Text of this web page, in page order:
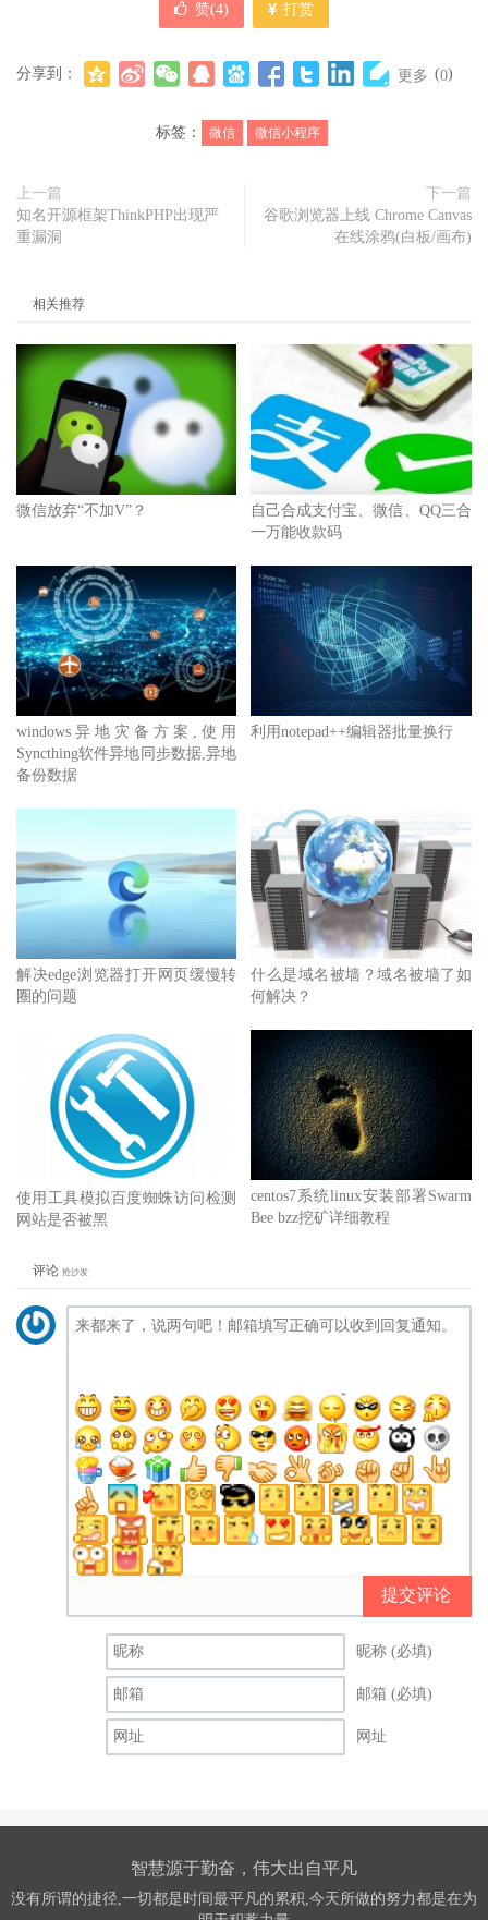
赞(4) 打赏
分享到： 更多 (0)
标签： 微信 微信小程序
上一篇
知名开源框架ThinkPHP出现严
重漏洞
下一篇
谷歌浏览器上线 Chrome Canvas
在线涂鸦(白板/画布)
相关推荐
微信放弃“不加V”？
自己合成支付宝、微信、QQ三合
一万能收款码
windows异地灾备方案,使用
Syncthing软件异地同步数据,异地
备份数据
利用notepad++编辑器批量换行
解决edge浏览器打开网页缓慢转
圈的问题
什么是域名被墙？域名被墙了如
何解决？
使用工具模拟百度蜘蛛访问检测
网站是否被黑
centos7系统linux安装部署Swarm
Bee bzz挖矿详细教程
评论 抢沙发
提交评论
昵称 (必填)
邮箱 (必填)
网址
智慧源于勤奋，伟大出自平凡
没有所谓的捷径,一切都是时间最平凡的累积,今天所做的努力都是在为